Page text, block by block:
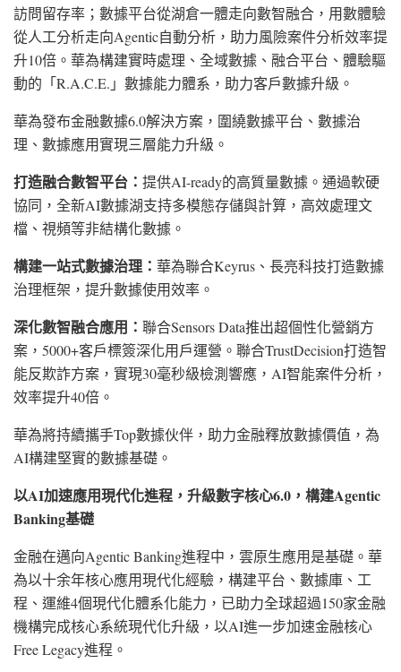
訪問留存率；數據平台從湖倉一體走向數智融合，用數體驗
從人工分析走向Agentic自動分析，助力風險案件分析效率提
升10倍。華為構建實時處理、全域數據、融合平台、體驗驅
動的「R.A.C.E.」數據能力體系，助力客戶數據升級。
華為發布金融數據6.0解決方案，圍繞數據平台、數據治
理、數據應用實現三層能力升級。
打造融合數智平台： 提供AI-ready的高質量數據。通過軟硬
協同，全新AI數據湖支持多模態存儲與計算，高效處理文
檔、視頻等非結構化數據。
構建一站式數據治理： 華為聯合Keyrus、長亮科技打造數據
治理框架，提升數據使用效率。
深化數智融合應用： 聯合Sensors Data推出超個性化營銷方
案，5000+客戶標簽深化用戶運營。聯合TrustDecision打造智
能反欺詐方案，實現30毫秒級檢測響應，AI智能案件分析，
效率提升40倍。
華為將持續攜手Top數據伙伴，助力金融釋放數據價值，為
AI構建堅實的數據基礎。
以AI加速應用現代化進程，升級數字核心6.0，構建Agentic
Banking基礎
金融在邁向Agentic Banking進程中，雲原生應用是基礎。華
為以十余年核心應用現代化經驗，構建平台、數據庫、工
程、運維4個現代化體系化能力，已助力全球超過150家金融
機構完成核心系統現代化升級，以AI進一步加速金融核心
Free Legacy進程。